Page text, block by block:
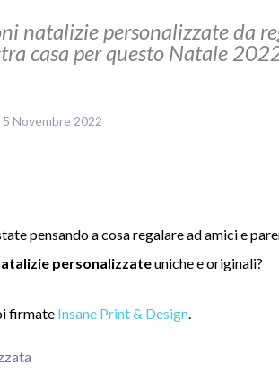
natalizie personalizzate da
casa per questo Natale
5 Novembre 2022
pensando a cosa regalare ad amici e
personalizzateuniche e originali?
firmate Insane Print & Design.